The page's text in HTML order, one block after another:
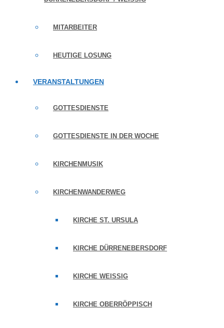
MITARBEITER
HEUTIGE LOSUNG
VERANSTALTUNGEN
GOTTESDIENSTE
GOTTESDIENSTE IN DER WOCHE
KIRCHENMUSIK
KIRCHENWANDERWEG
KIRCHE ST. URSULA
KIRCHE DÜRRENEBERSDORF
KIRCHE WEISSIG
KIRCHE OBERRÖPPISCH